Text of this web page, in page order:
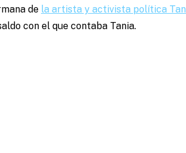
de la artista y activista política
con el que contaba Tania.